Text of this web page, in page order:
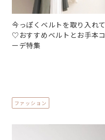
今っぽくベルトを取り入れて
♡おすすめベルトとお手本コ
ーデ特集
ファッション